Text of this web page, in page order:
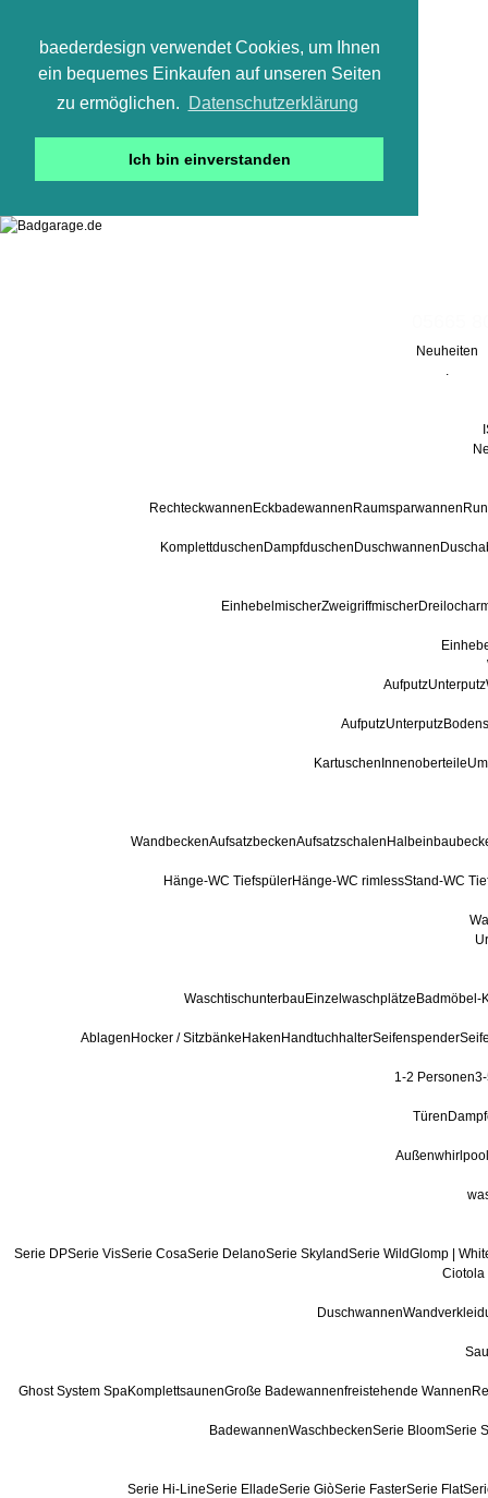
baederdesign verwendet Cookies, um Ihnen
ein bequemes Einkaufen auf unseren Seiten
zu ermöglichen.
Datenschutzerklärung
Ich bin einverstanden
Neuheiten
.
RechteckwannenEckbadewannenRaumsparwannen
KomplettduschenDampfduschenDuschwannen
EinhebelmischerZweigriffmischer
AufputzUnterputz
AufputzUnterputz
KartuschenInnenoberteile
WandbeckenAufsatzbeckenAufsatzschalen
Hänge-WC TiefspülerHänge-WC rimlessStand-WC
WaschtischunterbauEinzelwaschplätzeBadmöbel-
AblagenHocker / SitzbänkeHakenHandtuchhalterSeifenspender
1-2 Personen
Türen
Serie DPSerie VisSerie CosaSerie DelanoSerie SkylandSerie WildGlomp |
Ciotola
Duschwannen
Ghost System SpaKomplettsaunenGroße Badewannenfreistehende Wannen
BadewannenWaschbeckenSerie BloomSerie
Serie Hi-LineSerie ElladeSerie GiòSerie FasterSerie Flat